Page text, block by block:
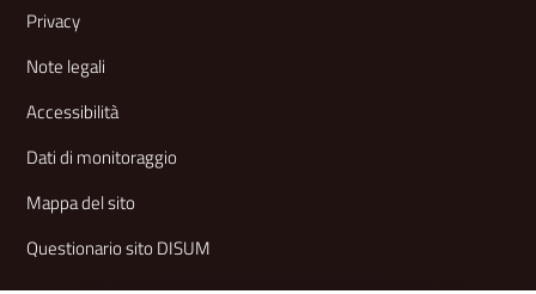
Privacy
Note legali
Accessibilità
Dati di monitoraggio
Mappa del sito
Questionario sito DISUM